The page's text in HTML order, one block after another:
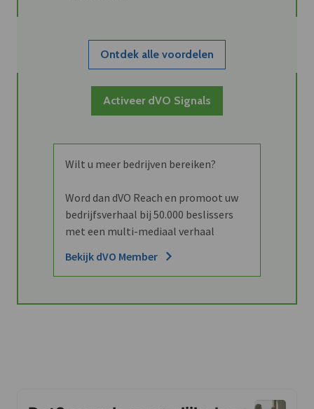
Ontdek alle voordelen
Activeer dVO Signals
Wilt u meer bedrijven bereiken?
Word dan dVO Reach en promoot uw
bedrijfsverhaal bij 50.000 beslissers
met een multi-mediaal verhaal
Bekijk dVO Member